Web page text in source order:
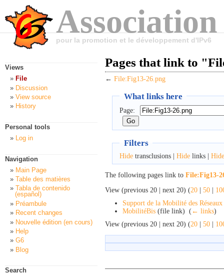
pour la promotion et le développement d'IPv6
Pages that link to
← File:Fig13-26.png
What links here
Page:
Filters
Hidetransclusions | Hidelinks | Hide
The following pages link to File:Fig13-
View (previous 20 | next 20) (20 | 50 |
Support de la Mobilité des Réseaux
MobilitéBis (file link) ‎ ( ← links)
View (previous 20 | next 20) (20 | 50 |
Views
File
Discussion
View source
History
Personal tools
Log in
Navigation
Main Page
Table des matières
Tabla de contenido
(español)
Préambule
Recent changes
Nouvelle édition (en cours)
Help
G6
Blog
Search